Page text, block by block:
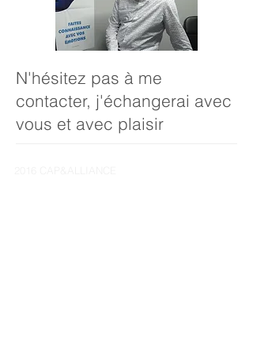
N'hésitez pas à me
contacter, j'échangerai avec
vous et avec plaisir